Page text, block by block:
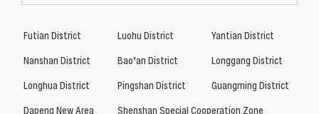
Futian District Luohu District
Yantian District
Nanshan District
Bao’an District
Longgang District
Longhua District
Pingshan District
Guangming District
Dapeng New Area
Shenshan Special Cooperation Zone